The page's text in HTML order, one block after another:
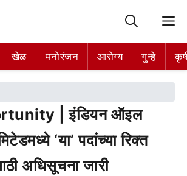
खेळ मनोरंजन आरोग्य गुन्हे
| इंडियन ऑइल
‘या’ पदांच्या रिक्त
अधिसूचना जारी